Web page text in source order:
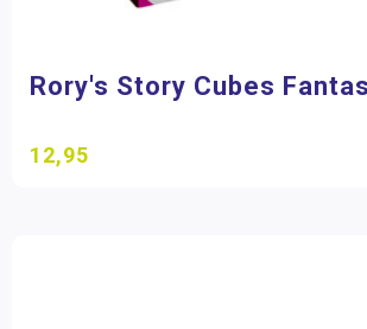
Rory's Story Cubes
12,95